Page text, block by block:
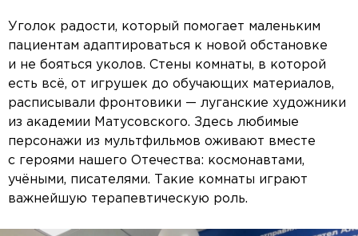
Уголок радости, который помогает маленьким
пациентам адаптироваться к новой обстановке
и не бояться уколов. Стены комнаты, в которой
есть всё, от игрушек до обучающих материалов,
расписывали фронтовики — луганские художники
из академии Матусовского. Здесь любимые
персонажи из мультфильмов оживают вместе
с героями нашего Отечества: космонавтами,
учёными, писателями. Такие комнаты играют
важнейшую терапевтическую роль.